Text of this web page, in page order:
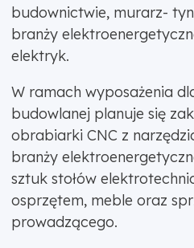
budownictwie, murarz-
branży
elektryk.
W ramach wyposażenia
budowlanej planuje się
obrabiarki CNC z
branży
sztuk stołów
osprzętem, meble oraz
prowadzącego.